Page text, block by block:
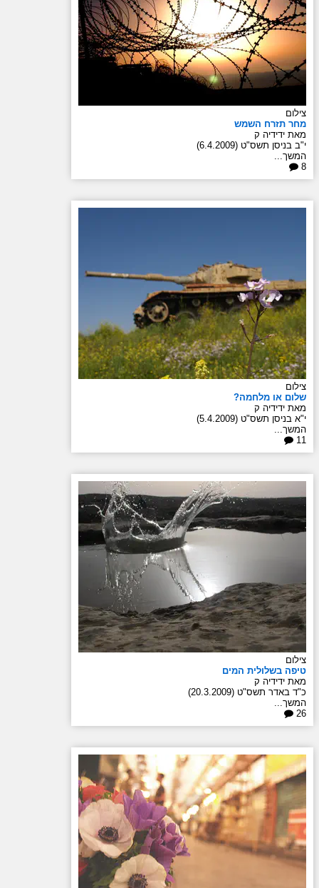
צילום
מחר תזרח השמש
מאת ידידיה ק
י"ב בניסן תשס"ט (6.4.2009)
המשך...
8
צילום
שלום או מלחמה?
מאת ידידיה ק
י"א בניסן תשס"ט (5.4.2009)
המשך...
11
צילום
טיפה בשלולית המים
מאת ידידיה ק
כ"ד באדר תשס"ט (20.3.2009)
המשך...
26